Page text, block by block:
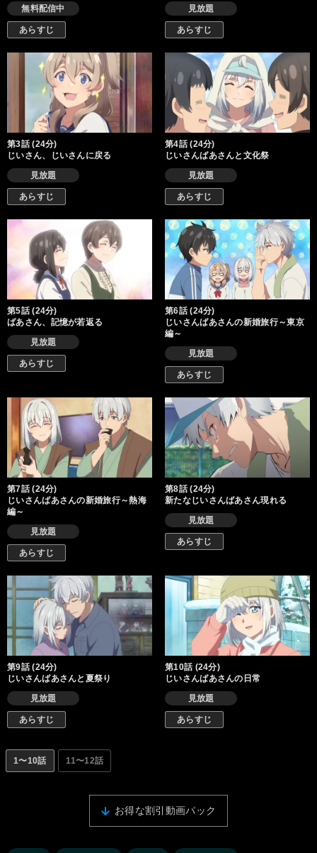
無料配信中
あらすじ
見放題
あらすじ
第3話 (24分)
じいさん、じいさんに戻る
見放題
あらすじ
第4話 (24分)
じいさんばあさんと文化祭
見放題
あらすじ
第5話 (24分)
ばあさん、記憶が若返る
見放題
あらすじ
第6話 (24分)
じいさんばあさんの新婚旅行～東京
編～
見放題
あらすじ
第7話 (24分)
じいさんばあさんの新婚旅行～熱海
編～
見放題
あらすじ
第8話 (24分)
新たなじいさんばあさん現れる
見放題
あらすじ
第9話 (24分)
じいさんばあさんと夏祭り
見放題
あらすじ
第10話 (24分)
じいさんばあさんの日常
見放題
あらすじ
1〜10話 11〜12話
お得な割引動画パック